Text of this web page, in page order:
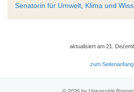
Senatorin für Umwelt, Klima und
aktualisiert am 21.
zum Seitenanfang